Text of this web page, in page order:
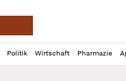
Deutsche Apotheker
Politik Wirtschaft Pharmazie
Profil
öffnen
Daz
Pur